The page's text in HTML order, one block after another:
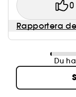
0
Rapportera
Du